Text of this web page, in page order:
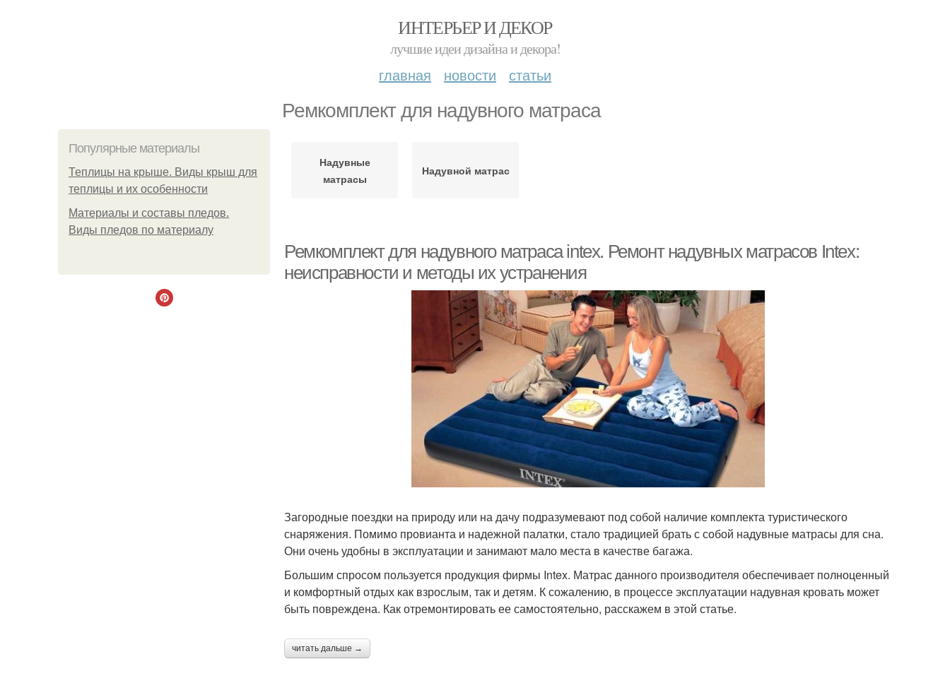
ИНТЕРЬЕР И ДЕКОР
лучшие идеи дизайна и декора!
главная новости статьи
Ремкомплект для надувного матраса
Популярные материалы
Теплицы на крыше. Виды крыш для
теплицы и их особенности
Материалы и составы пледов.
Виды пледов по материалу
Надувные
матрасы
Надувной матрас
Ремкомплект для надувного матраса intex. Ремонт надувных матрасов Intex:
неисправности и методы их устранения
Загородные поездки на природу или на дачу подразумевают под собой наличие комплекта туристического
снаряжения. Помимо провианта и надежной палатки, стало традицией брать с собой надувные матрасы для сна.
Они очень удобны в эксплуатации и занимают мало места в качестве багажа.
Большим спросом пользуется продукция фирмы Intex. Матрас данного производителя обеспечивает полноценный
и комфортный отдых как взрослым, так и детям. К сожалению, в процессе эксплуатации надувная кровать может
быть повреждена. Как отремонтировать ее самостоятельно, расскажем в этой статье.
читать дальше →